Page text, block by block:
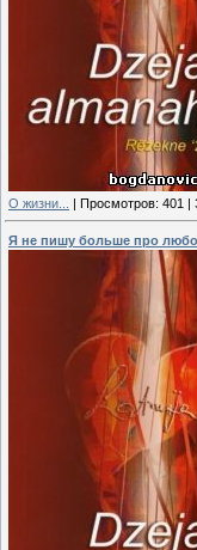
О жизни... | Просмотров: 401 |
Я не пишу больше про